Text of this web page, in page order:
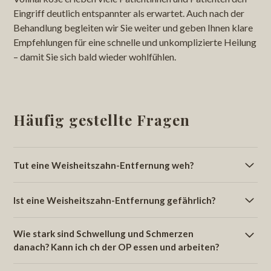
Eingriff deutlich entspannter als erwartet. Auch nach der
Behandlung begleiten wir Sie weiter und geben Ihnen klare
Empfehlungen für eine schnelle und unkomplizierte Heilung
– damit Sie sich bald wieder wohlfühlen.
Häufig gestellte Fragen
Tut eine Weisheitszahn-Entfernung weh?
eines Weisheitszahns erfolgt unter wirksamer lokaler
Schmerzen, sondern höchstens Druck spüren. Für
Angstpatienten bieten wir zusätzlich beruhigende
Ist eine Weisheitszahn-Entfernung gefährlich?
Eingriff. Risiken wie Schwellung, Nachblutung oder
vorübergehende Sensibilitätsstörungen sind selten und
Wie stark sind Schwellung und Schmerzen
danach? Kann ich ch der OP essen und arbeiten?